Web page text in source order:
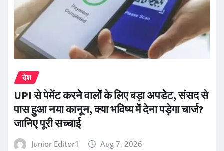
देश
UPI से पेमेंट करने वालों के लिए बड़ा अपडेट, संसद से
पास हुआ नया कानून, क्या भविष्य में देना पड़ेगा चार्ज?
जानिए पूरी सच्चाई
Junior Editor1 Aug 7, 2026